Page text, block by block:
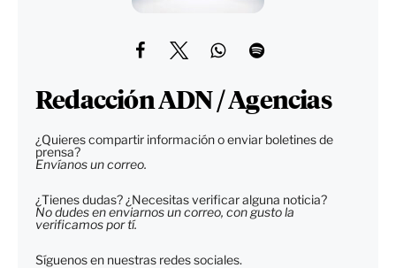
Redacción ADN / Agencias
¿Quieres compartir información o enviar boletines de
prensa?
Envíanos un correo.
¿Tienes dudas? ¿Necesitas verificar alguna noticia?
No dudes en enviarnos un correo, con gusto la
verificamos por tí.
Síguenos en nuestras redes sociales.